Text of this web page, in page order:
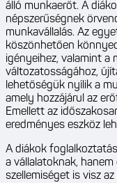
álló munkaerőt. A
népszerűségnek
munkavállalás. Az
köszönhetően
igényeihez, valamint a
változatosságához,
lehetőségük nyílik a
amely hozzájárul az
Emellett az
eredményes eszköz
A diákok
a vállalatoknak,
szellemiséget is visz